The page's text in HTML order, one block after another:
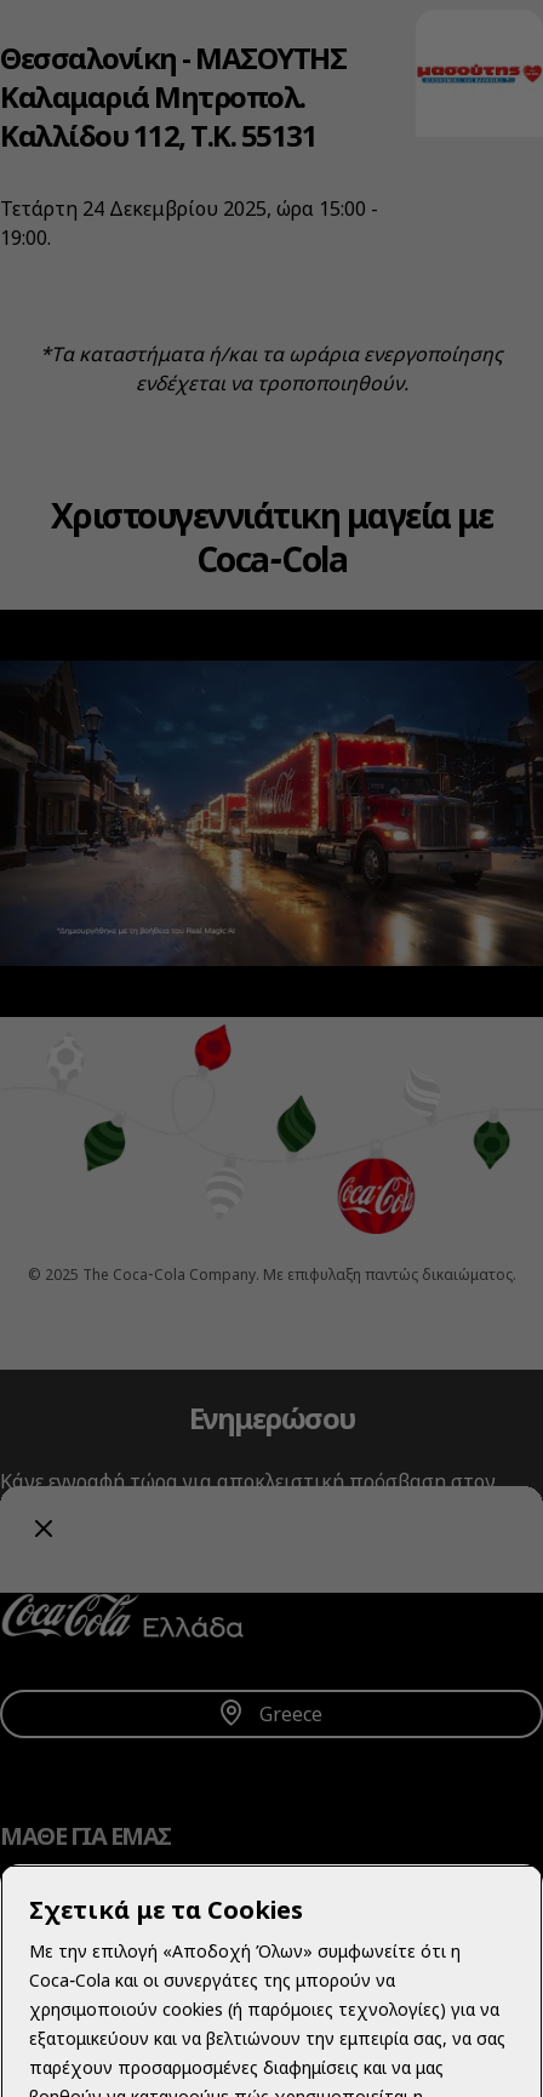
Θεσσαλονίκη - ΜΑΣΟΥΤΗΣ
Καλαμαριά Μητροπολ.
Καλλίδου 112, Τ.Κ. 55131
Τετάρτη 24 Δεκεμβρίου 2025, ώρα 15:00 -
19:00.
*Tα καταστήματα ή/και τα ωράρια ενεργοποίησης
ενδέχεται να τροποποιηθούν.
Χριστουγεννιάτικη μαγεία με
Coca‑Cola
© 2025 The Coca‑Cola Company. Με επιφυλαξη παντώς δικαιώματος.
Ενημερώσου
Κάνε εγγραφή τώρα για αποκλειστική πρόσβαση στον
Greece
ΜΑΘΕ ΓΙΑ ΕΜΑΣ
ΜΑΘΕ ΠΕΡΙΣΣΟΤΕΡΑ
Σχετικά με τα Cookies
Με την επιλογή «Αποδοχή Όλων» συμφωνείτε ότι η
Coca‑Cola και οι συνεργάτες της μπορούν να
χρησιμοποιούν cookies (ή παρόμοιες τεχνολογίες) για να
εξατομικεύουν και να βελτιώνουν την εμπειρία σας, να σας
παρέχουν προσαρμοσμένες διαφημίσεις και να μας